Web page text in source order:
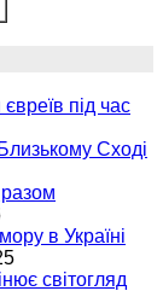
під час
Сході
разом
в Україні
світогляд